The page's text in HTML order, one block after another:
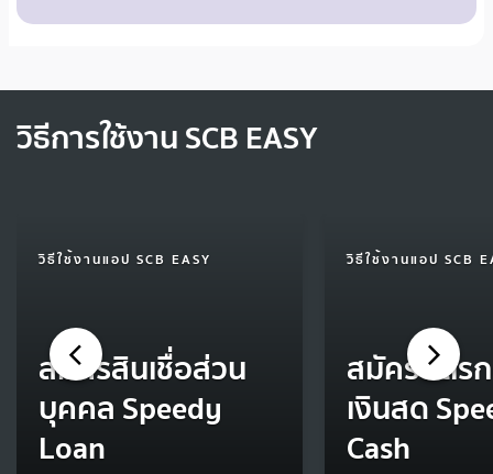
วิธีการใช้งาน SCB EASY
วิธีใช้งานแอป SCB EASY
สมัครสินเชื่อส่วน
บุคคล Speedy
Loan
วิธีใช้งานแอป SCB
สมัครบัตร
เงินสด
Cash